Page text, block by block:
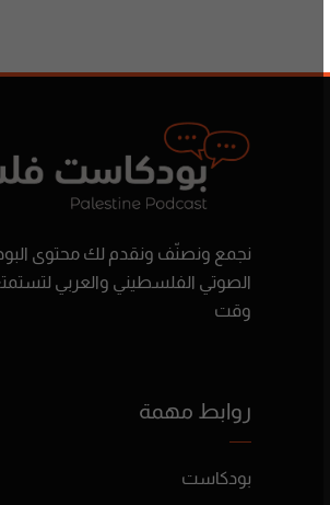
نجمع ونصنّف ونقدم لك محتوى
الصوتي الفلسطيني والعربي
وقت
روابط مهمة
بودكاست